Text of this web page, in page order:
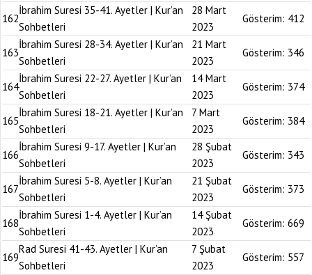
162
İbrahim Suresi 35-41. Ayetler | Kur’an
Sohbetleri
28 Mart
2023
Gösterim: 412
163
İbrahim Suresi 28-34. Ayetler | Kur’an
Sohbetleri
21 Mart
2023
Gösterim: 346
164
İbrahim Suresi 22-27. Ayetler | Kur’an
Sohbetleri
14 Mart
2023
Gösterim: 374
165
İbrahim Suresi 18-21. Ayetler | Kur’an
Sohbetleri
7 Mart
2023
Gösterim: 384
166
İbrahim Suresi 9-17. Ayetler | Kur’an
Sohbetleri
28 Şubat
2023
Gösterim: 343
167
İbrahim Suresi 5-8. Ayetler | Kur’an
Sohbetleri
21 Şubat
2023
Gösterim: 373
168
İbrahim Suresi 1-4. Ayetler | Kur’an
Sohbetleri
14 Şubat
2023
Gösterim: 669
169
Rad Suresi 41-43. Ayetler | Kur’an
Sohbetleri
7 Şubat
2023
Gösterim: 557